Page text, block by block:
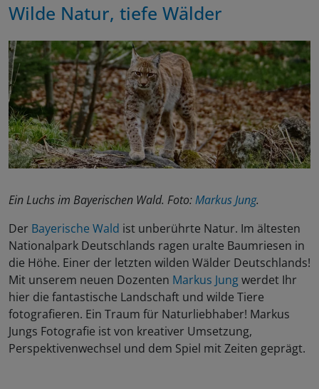
Wilde Natur, tiefe Wälder
Ein Luchs im Bayerischen Wald. Foto:Markus Jung.
Der Bayerische Wald ist unberührte Natur. Im ältesten
Nationalpark Deutschlands ragen uralte Baumriesen in
die Höhe. Einer der letzten wilden Wälder Deutschlands!
Mit unserem neuen Dozenten Markus Jungwerdet Ihr
hier die fantastische Landschaft und wilde Tiere
fotografieren. Ein Traum für Naturliebhaber! Markus
Jungs Fotografie ist von kreativer Umsetzung,
Perspektivenwechsel und dem Spiel mit Zeiten geprägt.